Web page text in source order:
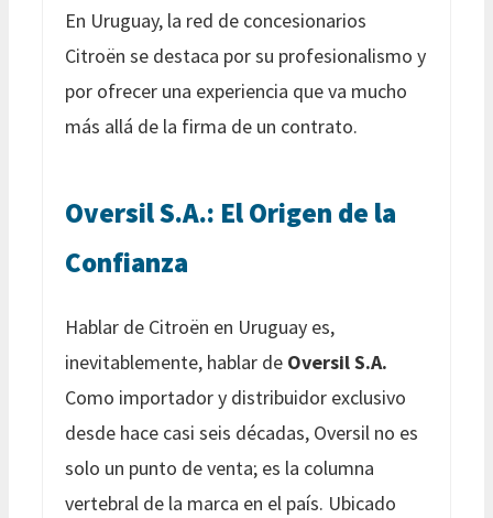
En Uruguay, la red de concesionarios
Citroën se destaca por su profesionalismo y
por ofrecer una experiencia que va mucho
más allá de la firma de un contrato.
Oversil S.A.: El Origen de la
Confianza
Hablar de Citroën en Uruguay es,
inevitablemente, hablar de Oversil S.A.
Como importador y distribuidor exclusivo
desde hace casi seis décadas, Oversil no es
solo un punto de venta; es la columna
vertebral de la marca en el país. Ubicado